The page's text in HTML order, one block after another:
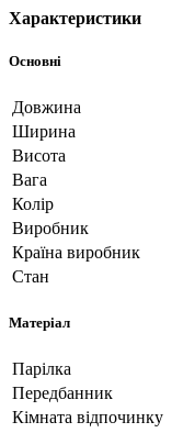
Характеристики
Основні
Довжина
Ширина
Висота
Вага
Колір
Виробник
Країна виробник
Стан
Матеріал
Парілка
Передбанник
Кімната відпочинку